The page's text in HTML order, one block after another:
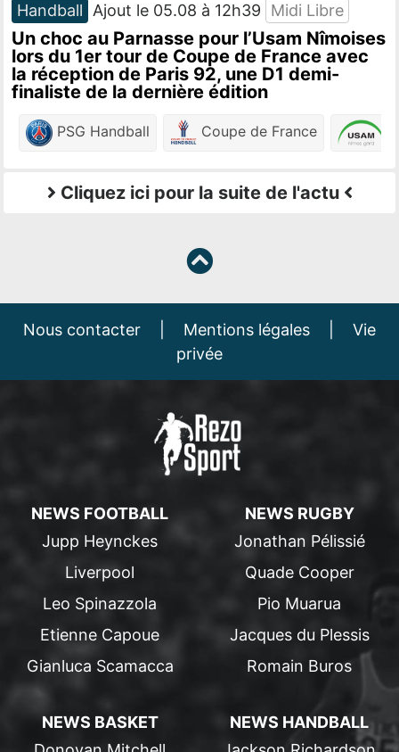
Handball Ajout le 05.08 à 12h39 Midi Libre
Un choc au Parnasse pour l’Usam Nîmoises
lors du 1er tour de Coupe de France avec
la réception de Paris 92, une D1 demi-
finaliste de la dernière édition
PSG Handball Coupe de France
Cliquez ici pour la suite de l'actu
Nous contacter Mentions légales
Vie
privée
NEWS FOOTBALL
Jupp Heynckes
Liverpool
Leo Spinazzola
Etienne Capoue
Gianluca Scamacca
NEWS RUGBY
Jonathan Pélissié
Quade Cooper
Pio Muarua
Jacques du Plessis
Romain Buros
NEWS BASKET
NEWS HANDBALL